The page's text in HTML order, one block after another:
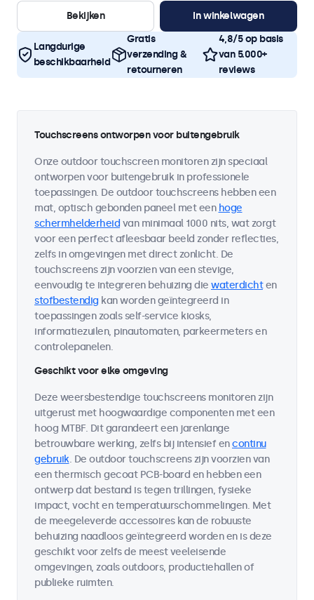
Bekijken
In winkelwagen
Langdurige
beschikbaarheid
Gratis
verzending &
retourneren
4,8/5 op basis
van 5.000+
reviews
Touchscreens ontworpen voor buitengebruik
Onze outdoor touchscreen monitoren zijn speciaal
ontworpen voor buitengebruik in professionele
toepassingen. De outdoor touchscreens hebben een
mat, optisch gebonden paneel met een hoge
schermhelderheid van minimaal 1000 nits, wat zorgt
voor een perfect afleesbaar beeld zonder reflecties,
zelfs in omgevingen met direct zonlicht. De
touchscreens zijn voorzien van een stevige,
eenvoudig te integreren behuizing die waterdichten
stofbestendig kan worden geïntegreerd in
toepassingen zoals self-service kiosks,
informatiezuilen, pinautomaten, parkeermeters en
controlepanelen.
Geschikt voor elke omgeving
Deze weersbestendige touchscreens monitoren zijn
uitgerust met hoogwaardige componenten met een
hoog MTBF. Dit garandeert een jarenlange
betrouwbare werking, zelfs bij intensief encontinu
gebruik. De outdoor touchscreens zijn voorzien van
een thermisch gecoat PCB-board en hebben een
ontwerp dat bestand is tegen trillingen, fysieke
impact, vocht en temperatuurschommelingen. Met
de meegeleverde accessoires kan de robuuste
behuizing naadloos geïntegreerd worden en is deze
geschikt voor zelfs de meest veeleisende
omgevingen, zoals outdoors, productiehallen of
publieke ruimten.